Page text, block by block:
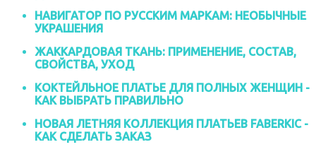
НАВИГАТОР ПО РУССКИМ МАРКАМ: НЕОБЫЧНЫЕ
УКРАШЕНИЯ
ЖАККАРДОВАЯ ТКАНЬ: ПРИМЕНЕНИЕ, СОСТАВ,
СВОЙСТВА, УХОД
КОКТЕЙЛЬНОЕ ПЛАТЬЕ ДЛЯ ПОЛНЫХ ЖЕНЩИН -
КАК ВЫБРАТЬ ПРАВИЛЬНО
НОВАЯ ЛЕТНЯЯ КОЛЛЕКЦИЯ ПЛАТЬЕВ FABERKIC -
КАК СДЕЛАТЬ ЗАКАЗ